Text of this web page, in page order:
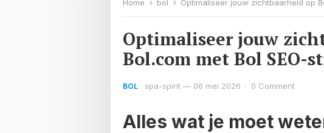
Home bol Optimaliseer jouw zichtbaarheid op
Optimaliseer jouw
Bol.com met Bol SEO-
BOL spa-spirit — 06 mei 2026 · 0 Comment
Alles wat je moet